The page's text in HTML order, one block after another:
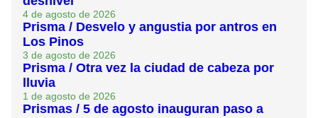
4 de agosto de 2026
Prisma / Desvelo y angustia por antros en
Los Pinos
3 de agosto de 2026
Prisma / Otra vez la ciudad de cabeza por
lluvia
1 de agosto de 2026
Prismas / 5 de agosto inauguran paso a